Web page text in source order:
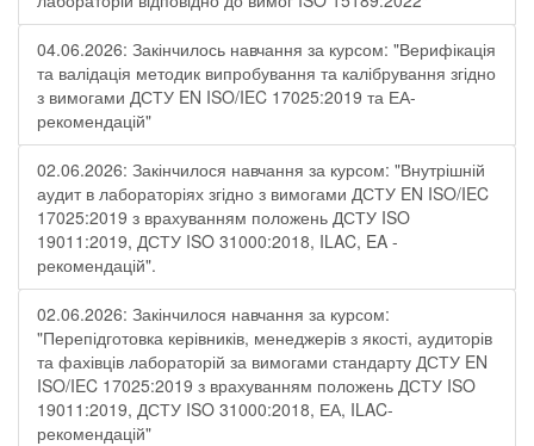
04.06.2026: Закінчилось навчання за курсом: "Верифікація
та валідація методик випробування та калібрування згідно
з вимогами ДСТУ EN ISO/IEC 17025:2019 та ЕА-
рекомендацій"
02.06.2026: Закінчилося навчання за курсом: "Внутрішній
аудит в лабораторіях згідно з вимогами ДСТУ EN ISO/IEC
17025:2019 з врахуванням положень ДСТУ ISO
19011:2019, ДСТУ ISO 31000:2018, ILAC, EA -
рекомендацій".
02.06.2026: Закінчилося навчання за курсом:
"Перепідготовка керівників, менеджерів з якості, аудиторів
та фахівців лабораторій за вимогами стандарту ДСТУ EN
ISO/IEC 17025:2019 з врахуванням положень ДСТУ ISO
19011:2019, ДСТУ ISO 31000:2018, ЕА, ILAC-
рекомендацій"